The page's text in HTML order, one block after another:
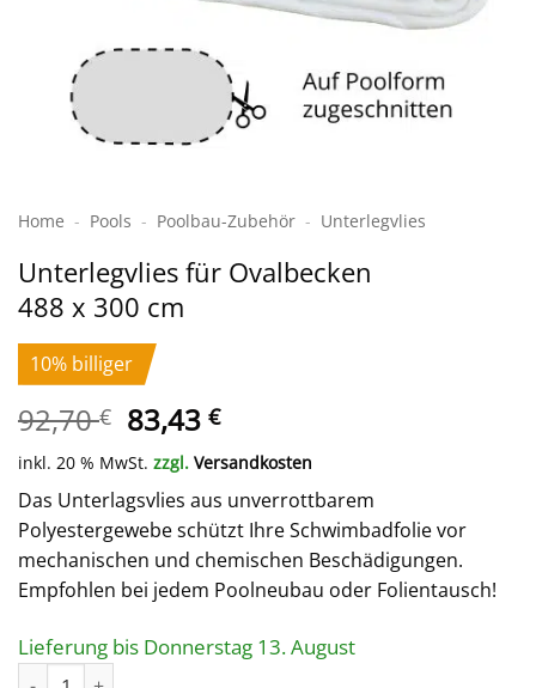
Home - Pools - Poolbau-Zubehör - Unterleg­­­vlies
Unterlegvlies für Ovalbecken
488 x 300 cm
10% billiger
92,70€ Ursprünglicher
Preis
war:
92,70 €
83,43€Aktueller
Preis
ist:
83,43 €.
inkl. 20 % MwSt. zzgl. Versandkosten
Das Unterlagsvlies aus unverrottbarem
Polyestergewebe schützt Ihre Schwimbadfolie vor
mechanischen und chemischen Beschädigungen.
Empfohlen bei jedem Poolneubau oder Folientausch!
Lieferung bis Donnerstag 13. August
Unterlegvlies für Ovalbecken 488 x 300 cm Menge